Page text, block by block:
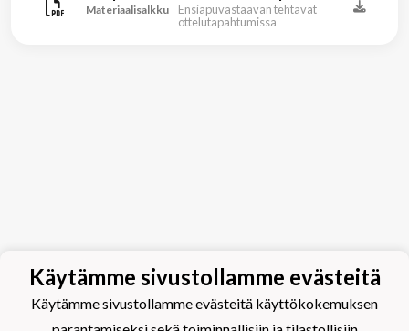
Materiaalisalkku
Ensiapuvastaavan tehtävät
ottelutapahtumissa
Käytämme sivustollamme evästeitä
Käytämme sivustollamme evästeitä käyttökokemuksen